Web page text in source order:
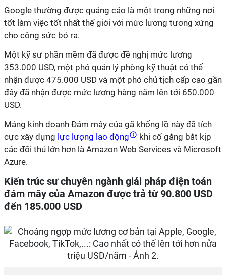
Google thường được quảng cáo là một trong những nơi
tốt làm việc tốt nhất thế giới với mức lương tương xứng
cho công sức bỏ ra.
Một kỹ sư phần mềm đã được đề nghị mức lương
353.000 USD, một phó quản lý phòng kỹ thuật có thể
nhận được 475.000 USD và một phó chủ tịch cấp cao gần
đây đã nhận được mức lương hàng năm lên tới 650.000
USD.
Mảng kinh doanh Đám mây của gã khổng lồ này đã tích
cực xây dựng lực lượng lao động
khi cố gắng bắt kịp
các đối thủ lớn hơn là Amazon Web Services và Microsoft
Azure.
Kiến trúc sư chuyên ngành giải pháp điện toán
đám mây của Amazon được trả từ 90.800 USD
đến 185.000 USD